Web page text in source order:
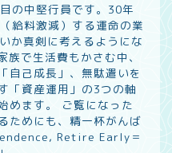
の中堅行員です。30年
給料激減）する運命の業
か真剣に考えるようにな
で生活費もかさむ中、
自己成長」、無駄遣いを
「資産運用」の3つの軸
めます。 ご覧になった
ためにも、精一杯がんば
Retire Early＝